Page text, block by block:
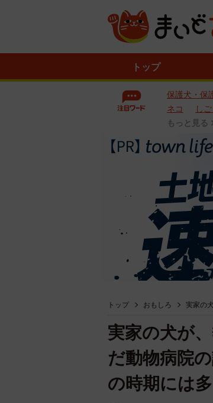
トップ
保護犬・保
ネコ
しご
もっと見る
トップ おもしろ 実家の
実家の犬が
だ動物病院
の時期には